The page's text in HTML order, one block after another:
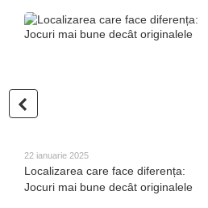
22 ianuarie 2025
Localizarea care face diferența:
Jocuri mai bune decât originalele